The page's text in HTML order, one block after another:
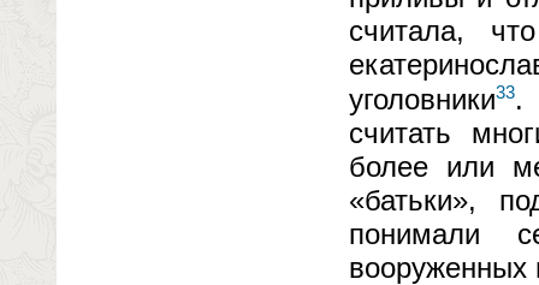
считала,
уголовники33.
считать
более или
«батьки»,
понимали
вооруженных